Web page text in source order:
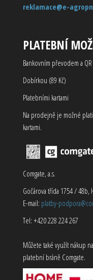
reklamace@e-
PLATEBNÍ
Bankovním převodem a
Dobírkou (89 Kč)
Platebními kartami
Na prodejně je možné
kartami.
Comgate, a.s.
Gočárova třída 1754 / 48b,
E-mail: platby-
Tel: +420 228 224 267
Můžete také využít nákup
platební bráně Comgate.